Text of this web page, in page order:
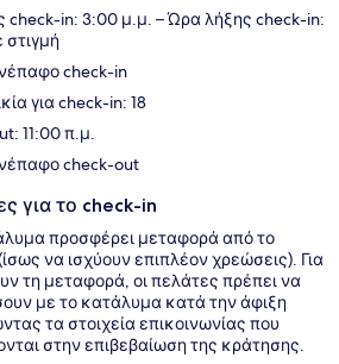
check-in: 3:00 μ.μ. – Ώρα λήξης check-in:
στιγμή
check-in
για check-in: 18
11:00 π.μ.
check-out
για το check-in
προσφέρει μεταφορά από το
να ισχύουν επιπλέον χρεώσεις). Για
τη μεταφορά, οι πελάτες πρέπει να
με το κατάλυμα κατά την άφιξη
τα στοιχεία επικοινωνίας που
στην επιβεβαίωση της κράτησης.